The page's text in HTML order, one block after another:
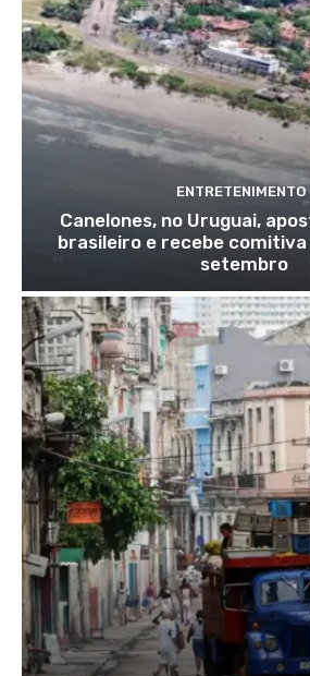
ENTRETENIMENTO
Canelones, no Uruguai,
brasileiro e recebe
setembro